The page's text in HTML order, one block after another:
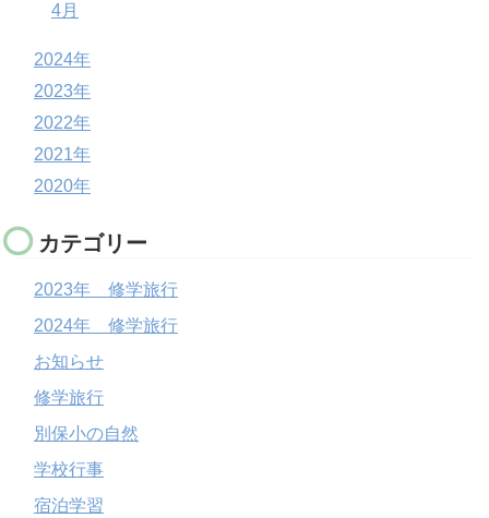
4月
2024年
2023年
2022年
2021年
2020年
カテゴリー
2023年 修学旅行
2024年 修学旅行
お知らせ
修学旅行
別保小の自然
学校行事
宿泊学習